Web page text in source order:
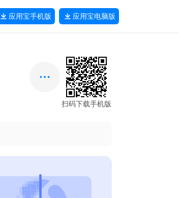
应用宝手机版 应用宝电脑版
扫码下载手机版